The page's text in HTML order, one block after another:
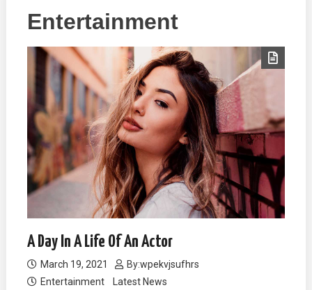
Entertainment
A Day In A Life Of An Actor
March 19, 2021 By:wpekvjsufhrs
Entertainment
Latest News